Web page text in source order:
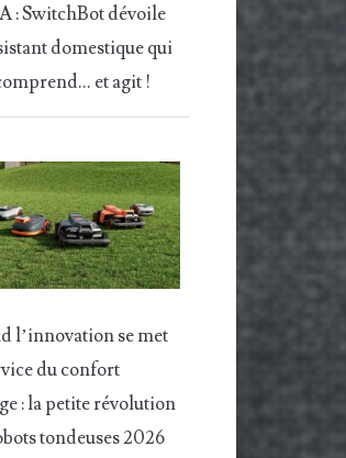
: SwitchBot dévoile
domestique qui
et agit !
l’innovation se met
du confort
: la petite révolution
tondeuses 2026